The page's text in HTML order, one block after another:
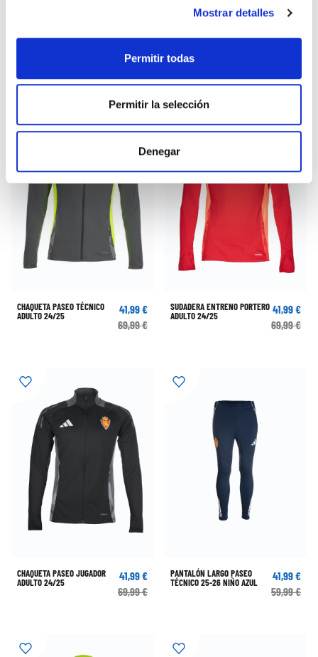
Mostrar detalles
Permitir todas
Permitir la selección
Denegar
CHAQUETA PASEO JUGADOR
41,99 €
59,99 €
SUDADERA PASEO TÉCNICO
48,99 €
CHAQUETA PASEO TÉCNICO
ADULTO 24/25
41,99 €
69,99 €
SUDADERA ENTRENO PORTERO
ADULTO 24/25
41,99 €
69,99 €
CHAQUETA PASEO JUGADOR
ADULTO 24/25
41,99 €
69,99 €
PANTALÓN LARGO PASEO
TÉCNICO 25-26 NIÑO AZUL
41,99 €
59,99 €